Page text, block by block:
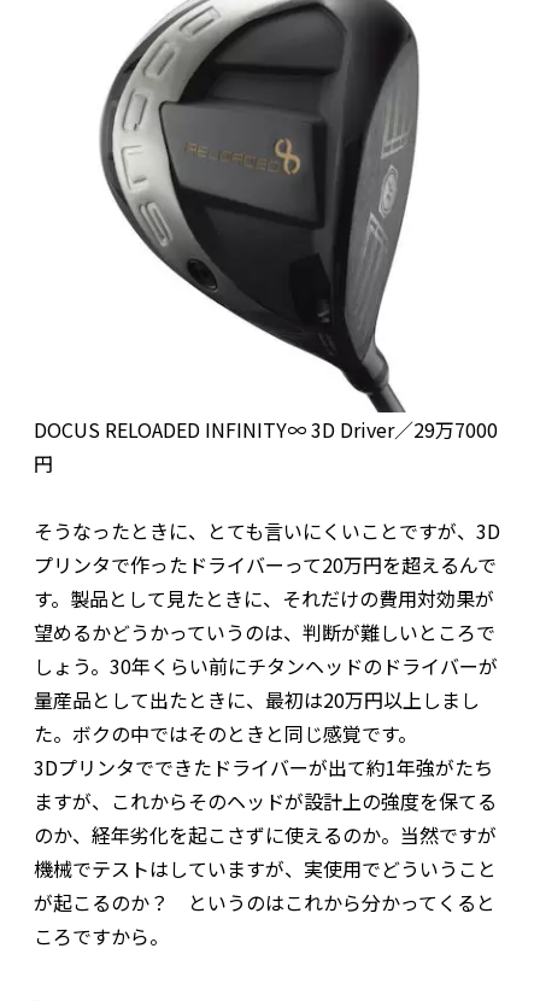
DOCUS RELOADED INFINITY∞ 3D Driver／29万7000
円
そうなったときに、とても言いにくいことですが、3D
プリンタで作ったドライバーって20万円を超えるんで
す。製品として見たときに、それだけの費用対効果が
望めるかどうかっていうのは、判断が難しいところで
しょう。30年くらい前にチタンヘッドのドライバーが
量産品として出たときに、最初は20万円以上しまし
た。ボクの中ではそのときと同じ感覚です。
3Dプリンタでできたドライバーが出て約1年強がたち
ますが、これからそのヘッドが設計上の強度を保てる
のか、経年劣化を起こさずに使えるのか。当然ですが
機械でテストはしていますが、実使用でどういうこと
が起こるのか？ というのはこれから分かってくると
ころですから。